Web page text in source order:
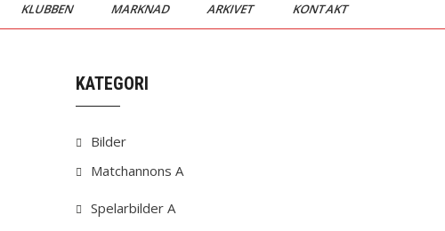
KLUBBEN MARKNAD ARKIVET KONTAKT
KATEGORI
Bilder
Matchannons A
Spelarbilder A